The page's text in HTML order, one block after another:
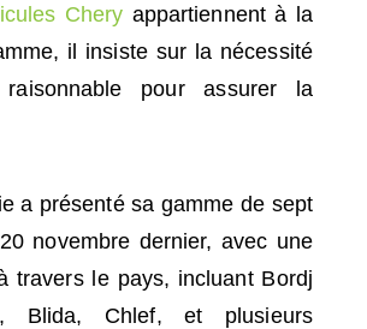
Chery appartiennent à la
il insiste sur la nécessité
raisonnable pour assurer la
a présenté sa gamme de sept
novembre dernier, avec une
travers le pays, incluant Bordj
Blida, Chlef, et plusieurs